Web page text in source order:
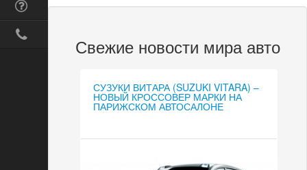
Свежие новости мира авто
СУЗУКИ ВИТАРА (SUZUKI VITARA) –
НОВЫЙ КРОССОВЕР МАРКИ НА
ПАРИЖСКОМ АВТОСАЛОНЕ